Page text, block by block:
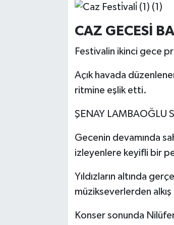
CAZ GECESİ
Festivalin ikinci gece
Açık havada
ritmine eşlik etti.
ŞENAY LAMBAOĞLU
Gecenin devamında
izleyenlere keyifli bir
Yıldızların altında
müzikseverlerden alkış
Konser sonunda